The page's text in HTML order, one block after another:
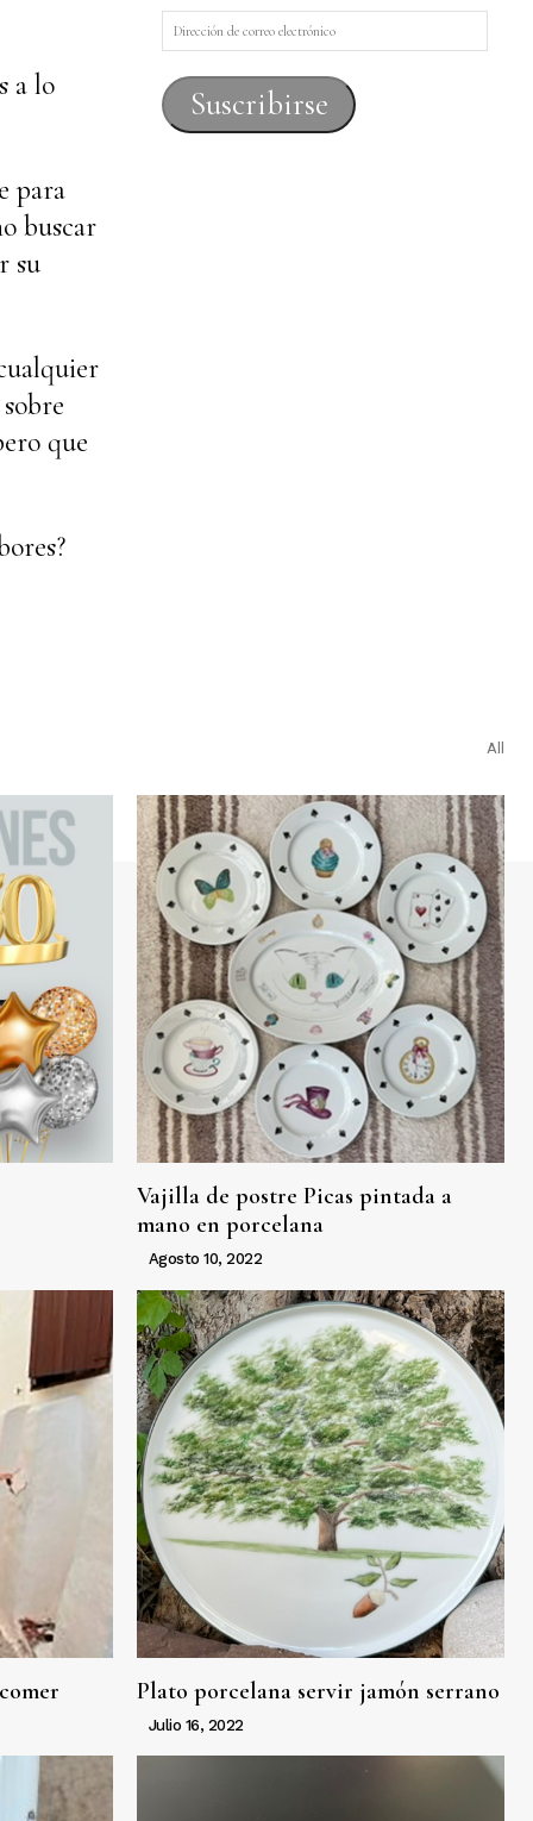
a lo
para
buscar
su
que
Dirección
de
correo
electrónico
Suscribirse
All
Vajilla de postre Picas pintada a
mano en porcelana
Agosto 10, 2022
Plato porcelana servir jamón serrano
Julio 16, 2022